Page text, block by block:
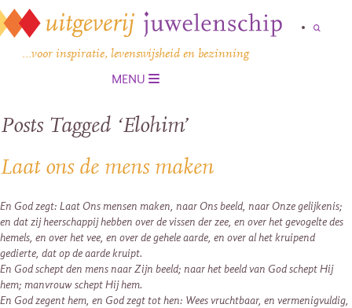
…voor inspiratie, levenswijsheid en bezinning
MENU
Posts Tagged ‘Elohim’
Laat ons de mens maken
En God zegt: Laat Ons mensen maken, naar Ons beeld, naar Onze gelijkenis;
en dat zij heerschappij hebben over de vissen der zee, en over het gevogelte des
hemels, en over het vee, en over de gehele aarde, en over al het kruipend
gedierte, dat op de aarde kruipt.
En God schept den mens naar Zijn beeld; naar het beeld van God schept Hij
hem; manvrouw schept Hij hem.
En God zegent hem, en God zegt tot hen: Wees vruchtbaar, en vermenigvuldig,